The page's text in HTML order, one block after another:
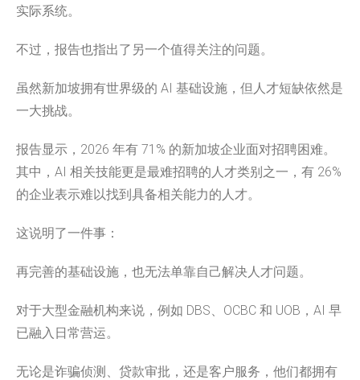
实际系统。
不过，报告也指出了另一个值得关注的问题。
虽然新加坡拥有世界级的 AI 基础设施，但人才短缺依然是
一大挑战。
报告显示，2026 年有 71% 的新加坡企业面对招聘困难。
其中，AI 相关技能更是最难招聘的人才类别之一，有 26%
的企业表示难以找到具备相关能力的人才。
这说明了一件事：
再完善的基础设施，也无法单靠自己解决人才问题。
对于大型金融机构来说，例如 DBS、OCBC 和 UOB，AI 早
已融入日常营运。
无论是诈骗侦测、贷款审批，还是客户服务，他们都拥有